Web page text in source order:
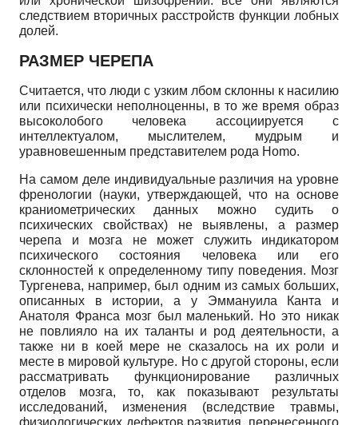
следствием вторичных расстройств функции лобных
долей.
РАЗМЕР ЧЕРЕПА
Считается, что люди с узким лбом склонны к насилию
или психически неполноценны, в то же время образ
высоколобого человека ассоциируется с
интеллектуалом, мыслителем, мудрым и
уравновешенным представителем рода Homo.
На самом деле индивидуальные различия на уровне
френологии (науки, утверждающей, что на основе
краниометрических данных можно судить о
психических свойствах) не выявлены, а размер
черепа и мозга не может служить индикатором
психического состояния человека или его
склонностей к определенному типу поведения. Мозг
Тургенева, например, был одним из самых больших,
описанных в истории, а у Эммануила Канта и
Анатоля Франса мозг был маленький. Но это никак
не повлияло на их таланты и род деятельности, а
также ни в коей мере не сказалось на их роли и
месте в мировой культуре. Но с другой стороны, если
рассматривать функционирование различных
отделов мозга, то, как показывают результаты
исследований, изменения (вследствие травмы,
физиологических дефектов развития, перенесенного